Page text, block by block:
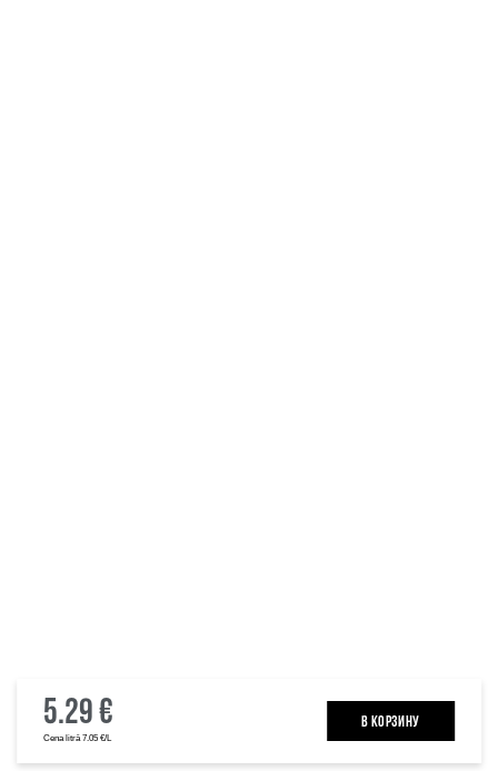
5.29 €
Cena litrā 7.05 €/L
B КОРЗИНУ